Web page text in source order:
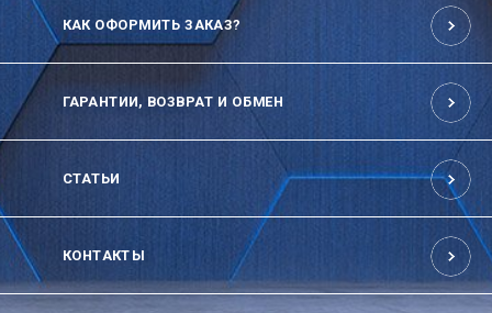
КАК ОФОРМИТЬ ЗАКАЗ?
ГАРАНТИИ, ВОЗВРАТ И ОБМЕН
СТАТЬИ
КОНТАКТЫ